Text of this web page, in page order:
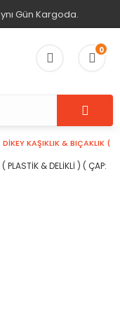
Gün Kargoda.
0
DİKEY KAŞIKLIK & BIÇAKLIK